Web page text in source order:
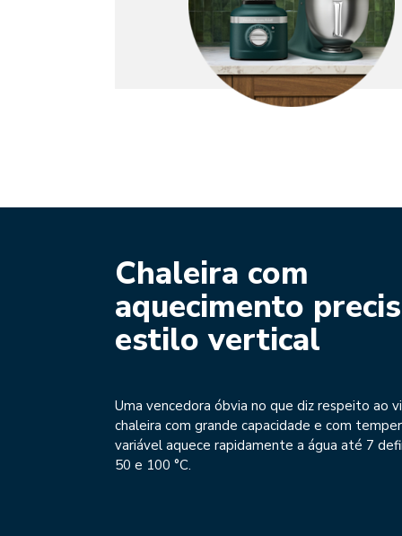
Chaleira com
aquecimento
estilo vertical
Uma vencedora óbvia no que diz respeito ao
chaleira com grande capacidade e com
variável aquece rapidamente a água até 7
50 e 100 °C.